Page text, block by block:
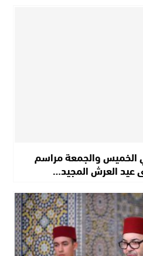
الخميس والجمعة مراسم
عيد العرش المجيد…